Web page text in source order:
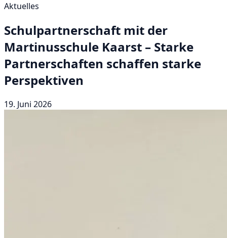
Aktuelles
Schulpartnerschaft mit der
Martinusschule Kaarst – Starke
Partnerschaften schaffen starke
Perspektiven
19. Juni 2026